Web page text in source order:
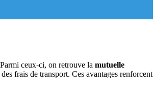
ceux-ci, on retrouve la mutuelle
frais de transport. Ces avantages renforcent